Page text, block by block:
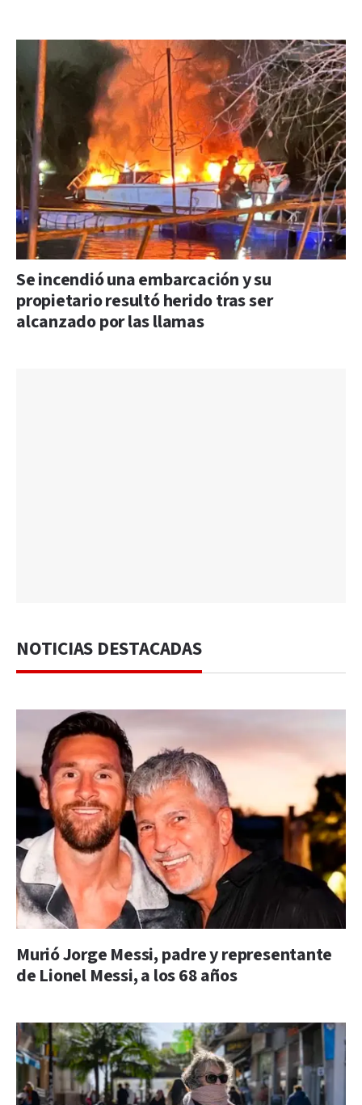
Se incendió una embarcación y su
propietario resultó herido tras ser
alcanzado por las llamas
NOTICIAS DESTACADAS
Murió Jorge Messi, padre y representante
de Lionel Messi, a los 68 años